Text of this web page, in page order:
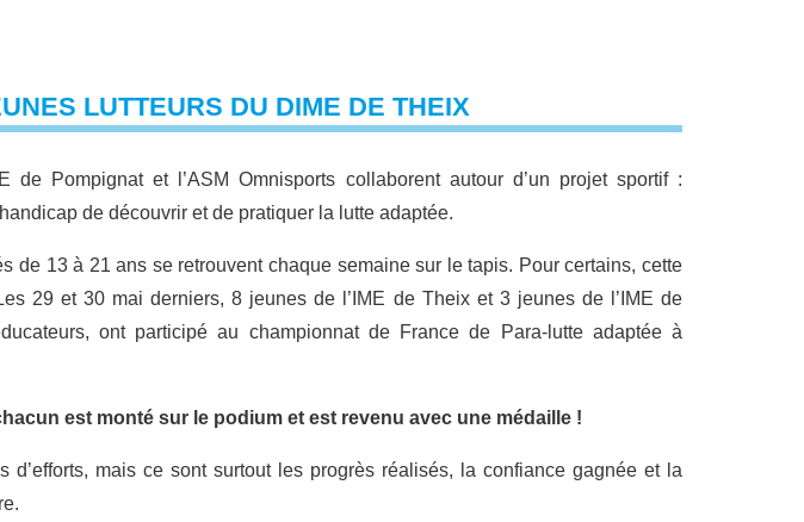
LUTTEURS DU DIME DE THEIX
de Pompignat et l’ASM Omnisports collaborent autour d’un projet sportif :
de découvrir et de pratiquer la lutte adaptée.
de 13 à 21 ans se retrouvent chaque semaine sur le tapis. Pour certains, cette
29 et 30 mai derniers, 8 jeunes de l’IME de Theix et 3 jeunes de l’IME de
ont participé au championnat de France de Para-lutte adaptée à
est monté sur le podium et est revenu avec une médaille !
d’efforts, mais ce sont surtout les progrès réalisés, la confiance gagnée et la